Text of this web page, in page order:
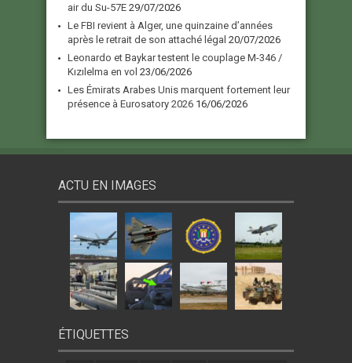
air du Su-57E 29/07/2026
Le FBI revient à Alger, une quinzaine d’années
après le retrait de son attaché légal 20/07/2026
Leonardo et Baykar testent le couplage M-346 /
Kızılelma en vol 23/06/2026
Les Émirats Arabes Unis marquent fortement leur
présence à Eurosatory 2026 16/06/2026
ACTU EN IMAGES
ÉTIQUETTES